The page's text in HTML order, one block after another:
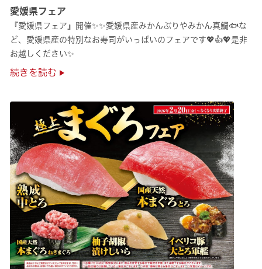
愛媛県フェア
『愛媛県フェア』開催✨✨愛媛県産みかんぶりやみかん真鯛🐟な
ど、愛媛県産の特別なお寿司がいっぱいのフェアです💖👍💖是非
お越しください✨
続きを読む